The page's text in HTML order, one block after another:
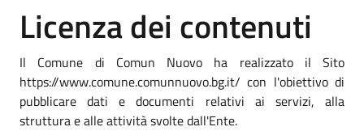
Licenza dei contenuti
Il Comune di Comun Nuovo ha realizzato il Sito
https://www.comune.comunnuovo.bg.it/ con l'obiettivo di
pubblicare dati e documenti relativi ai servizi, alla
struttura e alle attività svolte dall'Ente.